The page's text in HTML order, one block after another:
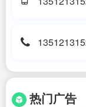
热门广告